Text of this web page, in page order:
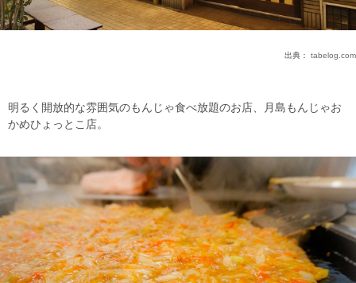
出典： tabelog.com
明るく開放的な雰囲気のもんじゃ食べ放題のお店、月島もんじゃお
かめひょっとこ店。